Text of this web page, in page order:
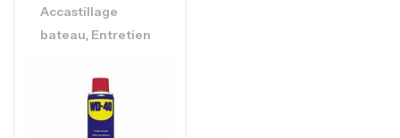
Accastillage
bateau, Entretien